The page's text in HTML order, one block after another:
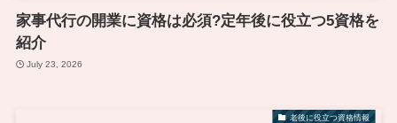
家事代行の開業に資格は必須?定年後に役立つ5資格を
紹介
July 23, 2026
老後に役立つ資格情報